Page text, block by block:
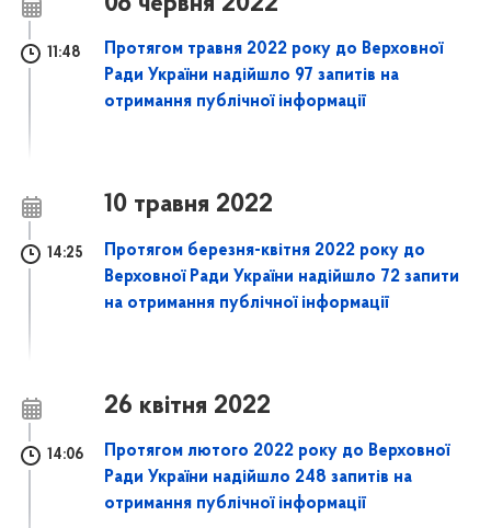
11:48
Протягом травня 2022 року до Верховної
Ради України надійшло 97 запитів на
отримання публічної інформації
10 травня 2022
14:25
Протягом березня-квітня 2022 року до
Верховної Ради України надійшло 72 запити
на отримання публічної інформації
26 квітня 2022
14:06
Протягом лютого 2022 року до Верховної
Ради України надійшло 248 запитів на
отримання публічної інформації